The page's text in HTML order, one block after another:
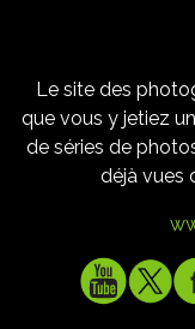
Le site des
que vous y jetiez
de séries de
déjà vues